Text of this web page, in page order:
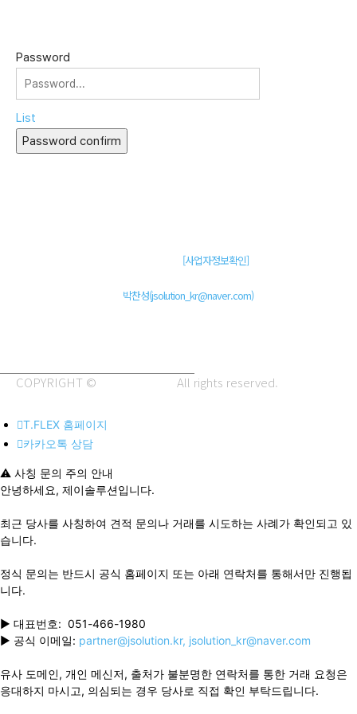
Password
List
Password confirm
[사업자정보확인]
박찬성(jsolution_kr@naver.com)
COPYRIGHT © All rights reserved.
T.FLEX 홈페이지
카카오톡 상담
⚠️ 사칭 문의 주의 안내
안녕하세요, 제이솔루션입니다.
최근 당사를 사칭하여 견적 문의나 거래를 시도하는 사례가 확인되고 있
습니다.
정식 문의는 반드시 공식 홈페이지 또는 아래 연락처를 통해서만 진행됩
니다.
▶ 대표번호: 051-466-1980
▶ 공식 이메일: partner@jsolution.kr, jsolution_kr@naver.com
유사 도메인, 개인 메신저, 출처가 불분명한 연락처를 통한 거래 요청은
응대하지 마시고, 의심되는 경우 당사로 직접 확인 부탁드립니다.